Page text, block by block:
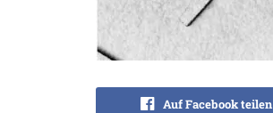
Auf Facebook teilen